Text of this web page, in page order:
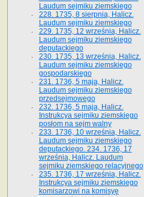
Laudum sejmiku ziemskiego
228. 1735, 8 sierpnia, Halicz.
Laudum sejmiku ziemskiego
229. 1735, 12 września, Halicz.
Laudum sejmiku ziemskiego
deputackiego
230. 1735, 13 września, Halicz.
Laudum sejmiku ziemskiego
gospodarskiego
231. 1736, 5 maja, Halicz.
Laudum sejmiku ziemskiego
przedsejmowego
232. 1736, 5 maja, Halicz.
Instrukcya sejmiku ziemskiego
posłom na sejm walny
233. 1736, 10 września, Halicz.
Laudum sejmiku ziemskiego
deputackiego. 234. 1736, 17
września, Halicz. Laudum
sejmiku ziemskiego relacyjnego
235. 1736, 17 września, Halicz.
Instrukcya sejmiku ziemskiego
komisarzowi na komisyę